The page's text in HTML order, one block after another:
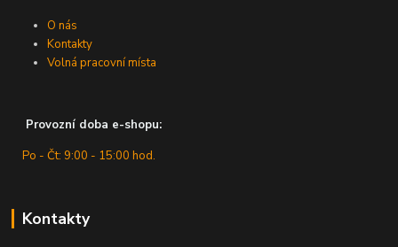
O nás
Kontakty
Volná pracovní místa
Provozní doba e-shopu:
Po - Čt: 9:00 - 15:00 hod.
Kontakty